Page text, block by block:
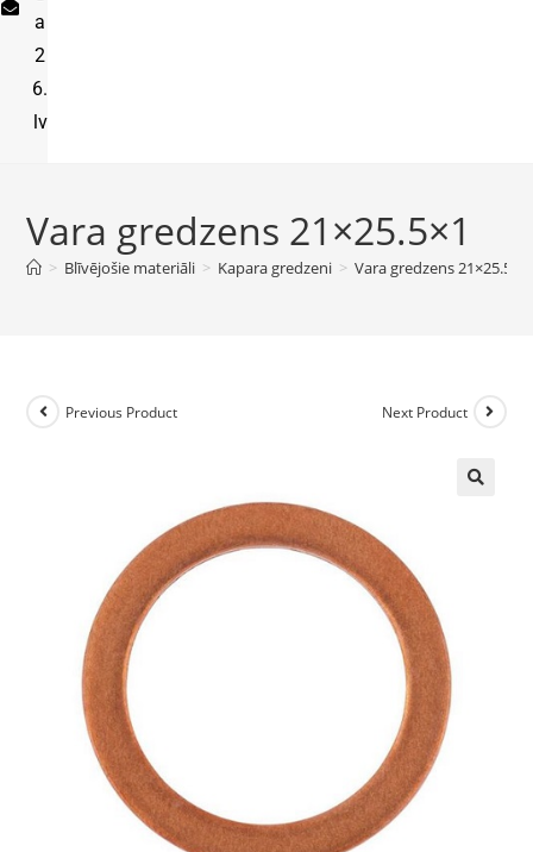
a
2
6.
lv
Vara gredzens 21×25.5×1
> Blīvējošie materiāli > Kapara gredzeni > Vara gredzens 21×25.5×1
Previous Product Next Product